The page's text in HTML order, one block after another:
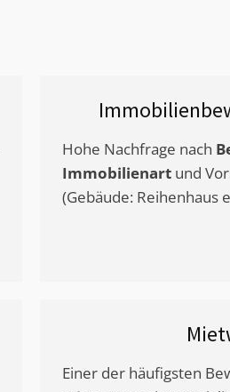
Hohe Nachfrage nach
Immobilienart und
(Gebäude: Reihenhaus
Einer der häufigsten